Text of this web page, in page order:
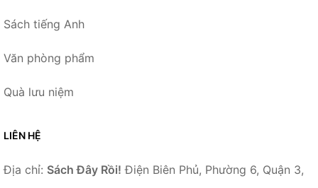
Sách tiếng Anh
Văn phòng phẩm
Quà lưu niệm
LIÊN HỆ
Địa chỉ: Sách Đây Rồi! Điện Biên Phủ, Phường 6, Quận 3,